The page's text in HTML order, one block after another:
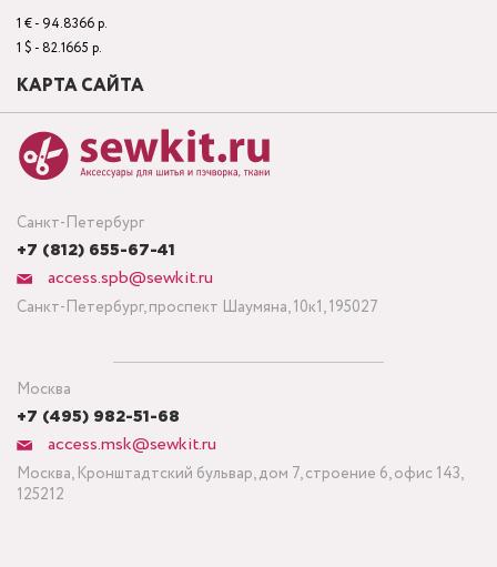
Санкт-Петербург
+7 (812) 655-67-41
access.spb@sewkit.ru
Санкт-Петербург, проспект Шаумяна, 10к1, 195027
Москва
+7 (495) 982-51-68
access.msk@sewkit.ru
Москва, Кронштадтский бульвар, дом 7, строение 6, офис 143,
125212
1 € - 94.8366 р.
1 $ - 82.1665 р.
КАРТА САЙТА